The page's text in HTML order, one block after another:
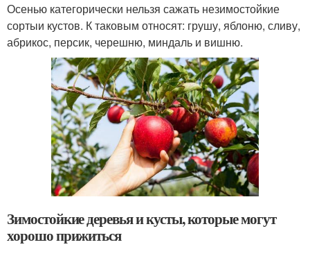
Осенью категорически нельзя сажать незимостойкие
сортыи кустов. К таковым относят: грушу, яблоню, сливу,
абрикос, персик, черешню, миндаль и вишню.
Зимостойкие деревья и кусты, которые могут
хорошо прижиться